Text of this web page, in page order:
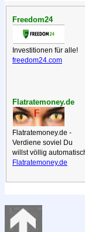
Freedom24
Investitionen für alle!
freedom24.com
Flatratemoney.de
Flatratemoney.de -
Verdiene soviel Du
willst völlig
Flatratemoney.de